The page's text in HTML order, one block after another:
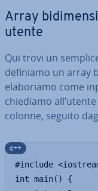
Array
utente
Qui trovi un
definiamo un array
ela­bo­ria­mo come
chiediamo
colonne, seguito
#include
int main() {
c++